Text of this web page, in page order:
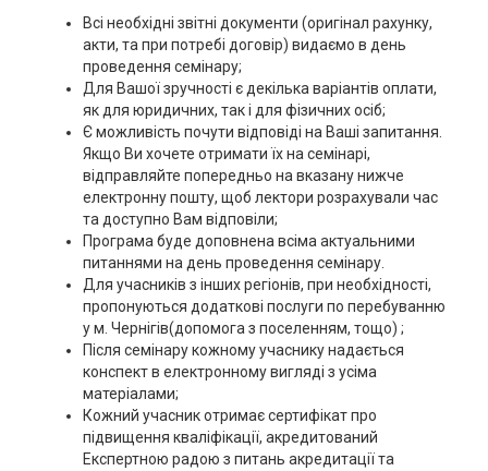
Всі необхідні звітні документи (оригінал рахунку,
акти, та при потребі договір) видаємо в день
проведення семінару;
Для Вашої зручності є декілька варіантів оплати,
як для юридичних, так і для фізичних осіб;
Є можливість почути відповіді на Ваші запитання.
Якщо Ви хочете отримати їх на семінарі,
відправляйте попередньо на вказану нижче
електронну пошту, щоб лектори розрахували час
та доступно Вам відповіли;
Програма буде доповнена всіма актуальними
питаннями на день проведення семінару.
Для учасників з інших регіонів, при необхідності,
пропонуються додаткові послуги по перебуванню
у м. Чернігів(допомога з поселенням, тощо) ;
Після семінару кожному учаснику надається
конспект в електронному вигляді з усіма
матеріалами;
Кожний учасник отримає сертифікат про
підвищення кваліфікації, акредитований
Експертною радою з питань акредитації та